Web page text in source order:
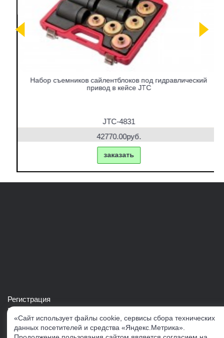
Набор съемников сайлентблоков под гидравлический
привод в кейсе JTC
JTC-4831
42770.00руб.
заказать
Регистрация
Войти в свой аккаунт
Скачать каталог продукции VERTUL
«Сайт использует файлы cookie, сервисы сбора технических
данных посетителей и средства «Яндекс.Метрика».